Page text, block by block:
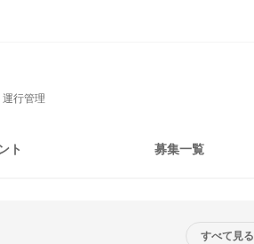
行管理
ト 募集一覧
すべて見る